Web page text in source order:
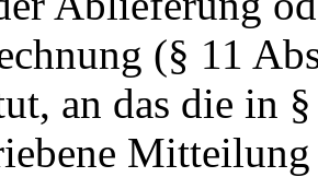
(§ 11
an das die in